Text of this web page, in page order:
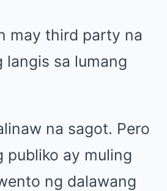
may third party na
langis sa lumang
na sagot. Pero
publiko ay muling
ng dalawang